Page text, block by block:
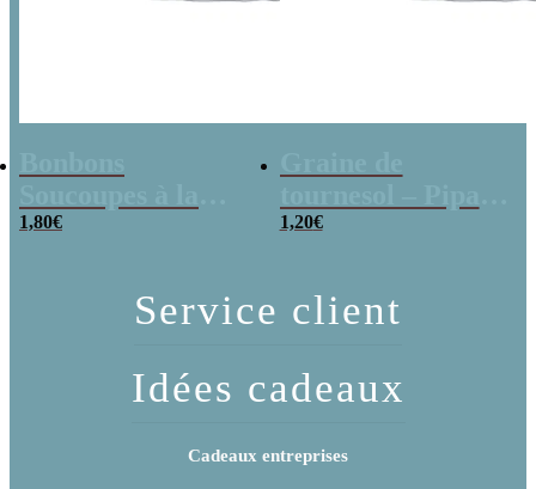
poudre (x20)
1,80€
x 3
1,20€
Service client
Idées cadeaux
Cadeaux entreprises